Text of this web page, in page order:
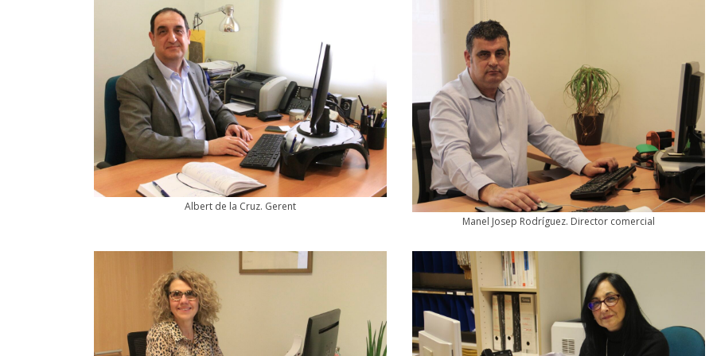
Albert de la Cruz. Gerent
Manel Josep Rodríguez. Director comercial